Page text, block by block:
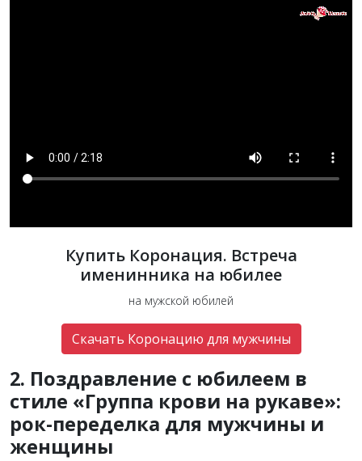
Купить Коронация. Встреча
именинника на юбилее
на мужской юбилей
Скачать Коронацию для мужчины
2. Поздравление с юбилеем в
стиле «Группа крови на рукаве»:
рок-переделка для мужчины и
женщины